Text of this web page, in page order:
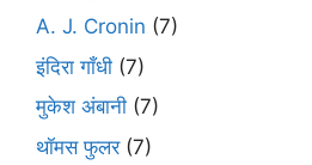
A. J. Cronin (7)
इंदिरा गाँधी (7)
मुकेश अंबानी (7)
थॉमस फुलर(7)